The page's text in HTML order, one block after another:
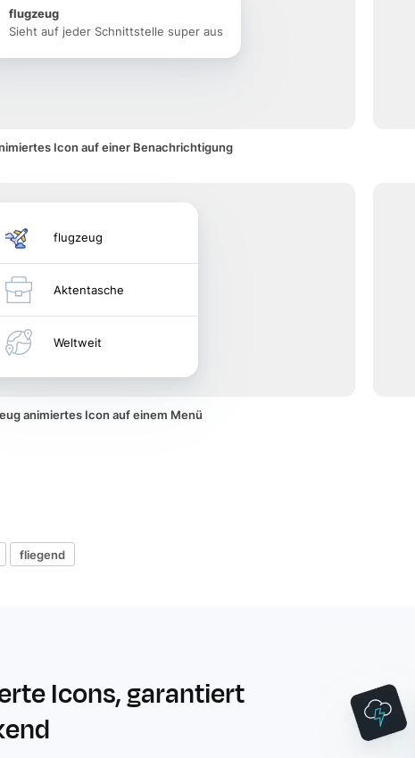
flugzeug
Sieht auf jeder Schnittstelle super aus
Icon auf einer Benachrichtigung
flugzeug
Aktentasche
Weltweit
animiertes Icon auf einem Menü
fliegend
Icons, garantiert